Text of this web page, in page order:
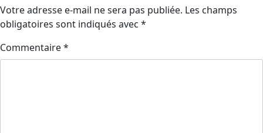
Votre adresse e-mail ne sera pas publiée. Les champs
obligatoires sont indiqués avec *
Commentaire*